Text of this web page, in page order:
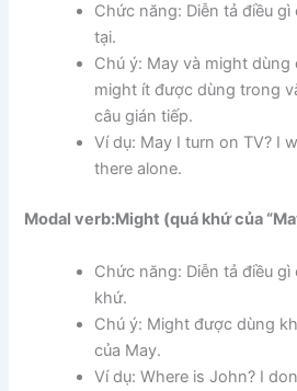
Chức năng: Diễn tả điều
tại.
Chú ý: May và might
might ít được dùng trong
câu gián tiếp.
Ví dụ: May I turn on TV? I
there alone.
Modal verb:Might (quá khứ của
Chức năng: Diễn tả điều
khứ.
Chú ý: Might được dùng
của May.
Ví dụ: Where is John? I